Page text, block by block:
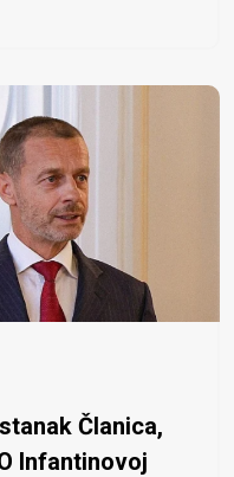
Članica,
Infantinovoj